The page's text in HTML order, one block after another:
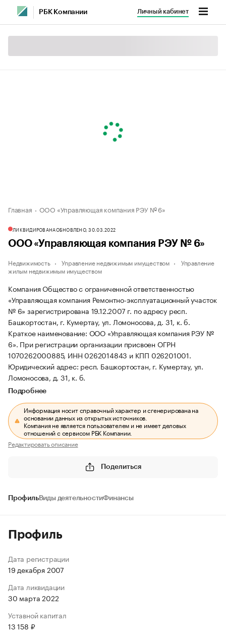
РБК Компании Личный кабинет
Главная ООО «Управляющая компания РЭУ № 6»
ЛИКВИДИРОВАНАОБНОВЛЕНО, 30.03.2022
ООО «Управляющая компания РЭУ № 6»
Недвижимость Управление недвижимым имуществом
Управление
жилым недвижимым имуществом
Компания Общество с ограниченной ответственностью
«Управляющая компания Ремонтно-эксплуатационный участок
№ 6» зарегистрирована 19.12.2007 г. по адресу респ.
Башкортостан, г. Кумертау, ул. Ломоносова, д. 31, к. б.
Краткое наименование: ООО «Управляющая компания РЭУ №
6». При регистрации организации присвоен ОГРН
1070262000885, ИНН 0262014843 и КПП 026201001.
Юридический адрес: респ. Башкортостан, г. Кумертау, ул.
Ломоносова, д. 31, к. б.
Подробнее
Информация носит справочный характер и сгенерирована на
основании данных из открытых источников.
Компания не является пользователем и не имеет деловых
отношений с сервисом РБК Компании.
Редактировать описание
Поделиться
ПрофильВиды деятельностиФинансы
Профиль
Дата регистрации
19 декабря 2007
Дата ликвидации
30 марта 2022
Уставной капитал
13 158 ₽